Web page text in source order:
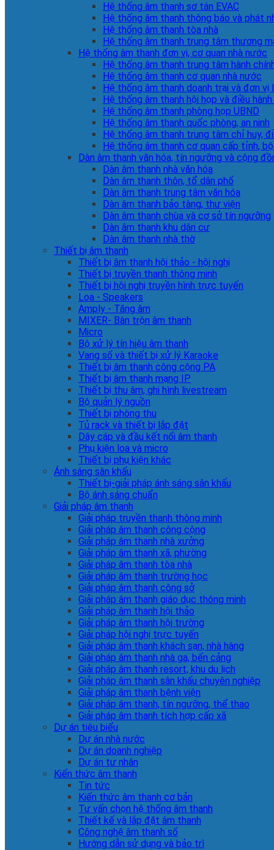
Hệ thống âm thanh sơ tán EVAC
Hệ thống âm thanh thông báo và phát
Hệ thống âm thanh tòa nhà
Hệ thống âm thanh trung tâm thương
Hệ thống âm thanh đơn vị, cơ quan nhà nước
Hệ thống âm thanh trung tâm hành
Hệ thống âm thanh cơ quan nhà nước
Hệ thống âm thanh doanh trại và đơn
Hệ thống âm thanh hội họp và điều
Hệ thống âm thanh phòng họp UBND
Hệ thống âm thanh quốc phòng, an ninh
Hệ thống âm thanh trung tâm chỉ huy,
Hệ thống âm thanh cơ quan cấp tỉnh,
Dàn âm thanh văn hóa, tín ngưỡng và cộng
Dàn âm thanh nhà văn hóa
Dàn âm thanh thôn, tổ dân phố
Dàn âm thanh trung tâm văn hóa
Dàn âm thanh bảo tàng, thư viện
Dàn âm thanh chùa và cơ sở tín ngưỡng
Dàn âm thanh khu dân cư
Dàn âm thanh nhà thờ
Thiết bị âm thanh
Thiết bị âm thanh hội thảo - hội nghị
Thiết bị truyền thanh thông minh
Thiết bị hội nghị truyền hình trực tuyến
Loa - Speakers
Amply - Tăng âm
MIXER- Bàn trộn âm thanh
Micro
Bộ xử lý tín hiệu âm thanh
Vang số và thiết bị xử lý Karaoke
Thiết bị âm thanh công cộng PA
Thiết bị âm thanh mạng IP
Thiết bị thu âm, ghi hình livestream
Bộ quản lý nguồn
Thiết bị phòng thu
Tủ rack và thiết bị lắp đặt
Dây cáp và đầu kết nối âm thanh
Phụ kiện loa và micro
Thiết bị phụ kiện khác
Ánh sáng sân khấu
Thiết bị-giải pháp ánh sáng sân khấu
Bộ ánh sáng chuẩn
Giải pháp âm thanh
Giải pháp truyền thanh thông minh
Giải pháp âm thanh công cộng
Giải pháp âm thanh nhà xưởng
Giải pháp âm thanh xã, phường
Giải pháp âm thanh tòa nhà
Giải pháp âm thanh trường học
Giải pháp âm thanh công sở
Giải pháp âm thanh giáo dục thông minh
Giải pháp âm thanh hội thảo
Giải pháp âm thanh hội trường
Giải pháp hội nghị trực tuyến
Giải pháp âm thanh khách sạn, nhà hàng
Giải pháp âm thanh nhà ga, bến cảng
Giải pháp âm thanh resort, khu du lịch
Giải pháp âm thanh sân khấu chuyên nghiệp
Giải pháp âm thanh bệnh viện
Giải pháp âm thanh, tín ngưỡng, thể thao
Giải pháp âm thanh tích hợp cấp xã
Dự án tiêu biểu
Dự án nhà nước
Dự án doanh nghiệp
Dự án tư nhân
Kiến thức âm thanh
Tin tức
Kiến thức âm thanh cơ bản
Tư vấn chọn hệ thống âm thanh
Thiết kế và lắp đặt âm thanh
Công nghệ âm thanh số
Hướng dẫn sử dụng và bảo trì